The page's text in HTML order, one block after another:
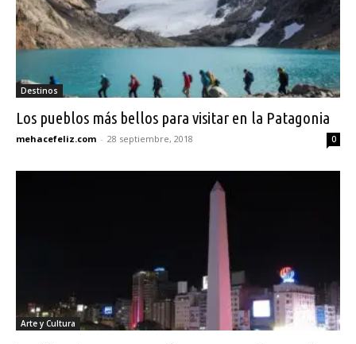
Destinos
Los pueblos más bellos para visitar en la Patagonia
mehacefeliz.com - 28 septiembre, 2018 0
Arte y Cultura